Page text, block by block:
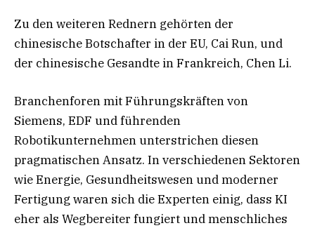
Zu den weiteren Rednern gehörten der
chinesische Botschafter in der EU, Cai Run, und
der chinesische Gesandte in Frankreich, Chen Li.
Branchenforen mit Führungskräften von
Siemens, EDF und führenden
Robotikunternehmen unterstrichen diesen
pragmatischen Ansatz. In verschiedenen Sektoren
wie Energie, Gesundheitswesen und moderner
Fertigung waren sich die Experten einig, dass KI
eher als Wegbereiter fungiert und menschliches